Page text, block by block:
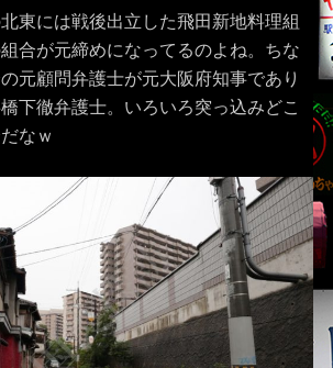
東には戦後出立した飛田新地料理組
合が元締めになってるのよね。ちな
元顧問弁護士が元大阪府知事であり
下徹弁護士。いろいろ突っ込みどこ
なｗ